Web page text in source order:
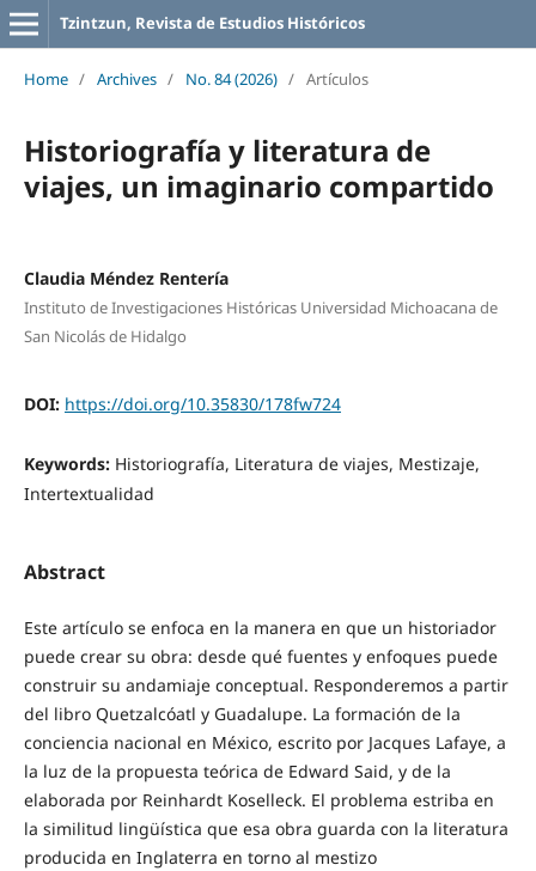
Tzintzun, Revista de Estudios Históricos
Home / Archives / No. 84 (2026) / Artículos
Historiografía y literatura de
viajes, un imaginario compartido
Claudia Méndez Rentería
Instituto de Investigaciones Históricas Universidad Michoacana de
San Nicolás de Hidalgo
DOI: https://doi.org/10.35830/178fw724
Keywords: Historiografía, Literatura de viajes, Mestizaje,
Intertextualidad
Abstract
Este artículo se enfoca en la manera en que un historiador
puede crear su obra: desde qué fuentes y enfoques puede
construir su andamiaje conceptual. Responderemos a partir
del libro Quetzalcóatl y Guadalupe. La formación de la
conciencia nacional en México, escrito por Jacques Lafaye, a
la luz de la propuesta teórica de Edward Said, y de la
elaborada por Reinhardt Koselleck. El problema estriba en
la similitud lingüística que esa obra guarda con la literatura
producida en Inglaterra en torno al mestizo